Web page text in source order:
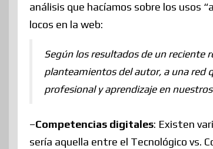
análisis que hacíamos sobre los usos
locos en la web:
Según los resultados de un reciente
planteamientos del autor, a una red
profesional y aprendizaje en
–Competencias digitales: Existen
sería aquella entre el Tecnológico vs.